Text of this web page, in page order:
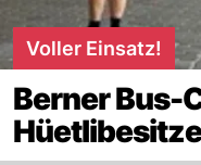
Voller Einsatz!
Berner Bus-